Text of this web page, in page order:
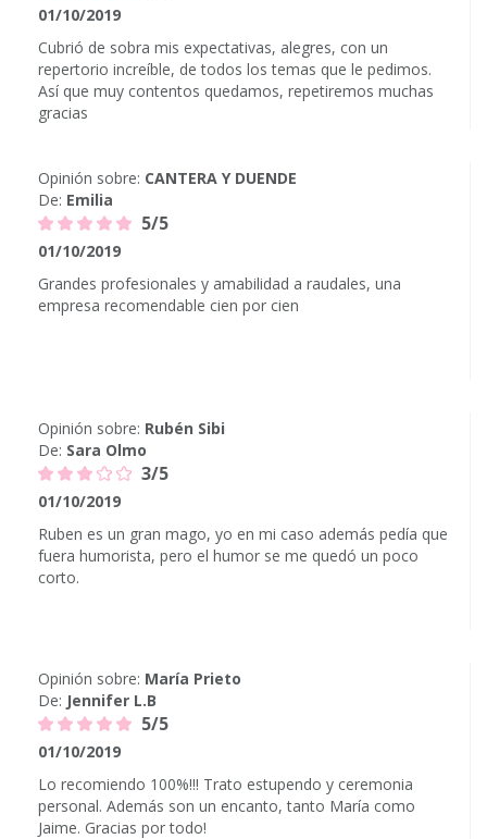
01/10/2019
Cubrió de sobra mis expectativas, alegres, con un
repertorio increíble, de todos los temas que le pedimos.
Así que muy contentos quedamos, repetiremos muchas
gracias
Opinión sobre: CANTERA Y DUENDE
De: Emilia
5/5
01/10/2019
Grandes profesionales y amabilidad a raudales, una
empresa recomendable cien por cien
Opinión sobre: Rubén Sibi
De: Sara Olmo
3/5
01/10/2019
Ruben es un gran mago, yo en mi caso además pedía que
fuera humorista, pero el humor se me quedó un poco
corto.
Opinión sobre: María Prieto
De: Jennifer L.B
5/5
01/10/2019
Lo recomiendo 100%!!! Trato estupendo y ceremonia
personal. Además son un encanto, tanto María como
Jaime. Gracias por todo!